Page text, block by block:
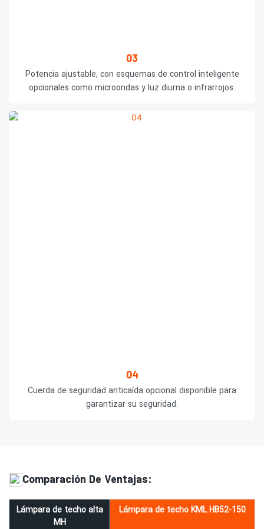
03
Potencia ajustable, con esquemas de control inteligente
opcionales como microondas y luz diurna o infrarrojos.
04
Cuerda de seguridad anticaída opcional disponible para
garantizar su seguridad.
Comparación De Ventajas:
Lámpara de techo alta
MH
Lámpara de techo KML HB52-150